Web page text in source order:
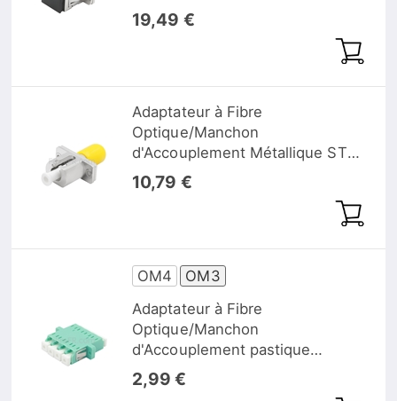
vers LC Hybride Simplex,
Femelle vers Femelle
19,49 €
Adaptateur à Fibre
Optique/Manchon
d'Accouplement Métallique ST
vers LC Hybride Simplex,
Femelle vers Femelle
10,79 €
OM4
OM3
Adaptateur à Fibre
Optique/Manchon
d'Accouplement pastique
LC/UPC vers LC/UPC 10G Quad
Multimode OM3 avec Bride,
2,99 €